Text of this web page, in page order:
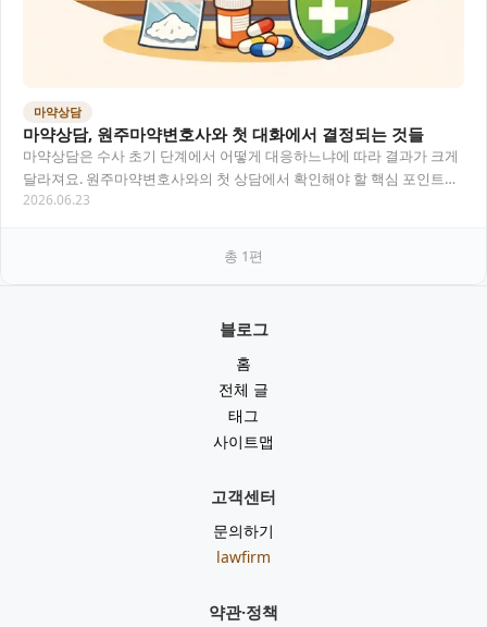
마약상담
마약상담, 원주마약변호사와 첫 대화에서 결정되는 것들
마약상담은 수사 초기 단계에서 어떻게 대응하느냐에 따라 결과가 크게
달라져요. 원주마약변호사와의 첫 상담에서 확인해야 할 핵심 포인트와
실질적인 대응 전략을 정리했어요. 목차 마약…
2026.06.23
총 1편
블로그
홈
전체 글
태그
사이트맵
고객센터
문의하기
lawfirm
약관·정책